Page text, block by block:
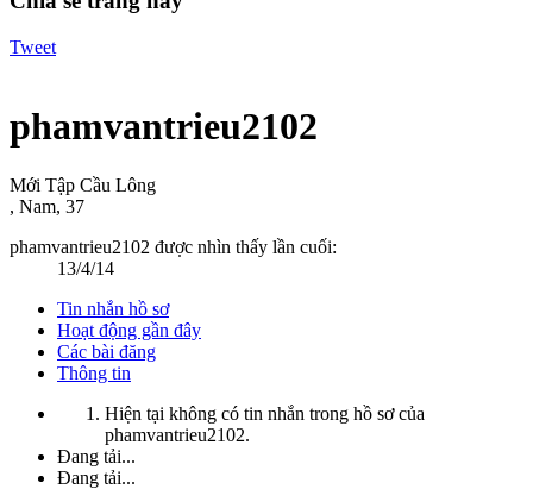
Tweet
phamvantrieu2102
Mới Tập Cầu Lông
, Nam, 37
phamvantrieu2102 được nhìn thấy lần cuối:
13/4/14
Tin nhắn hồ sơ
Hoạt động gần đây
Các bài đăng
Thông tin
Hiện tại không có tin nhắn trong hồ sơ của
phamvantrieu2102.
Đang tải...
Đang tải...